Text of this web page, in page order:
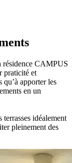
résidence CAMPUS
praticité et
apporter les
en un
terrasses idéalement
pleinement des